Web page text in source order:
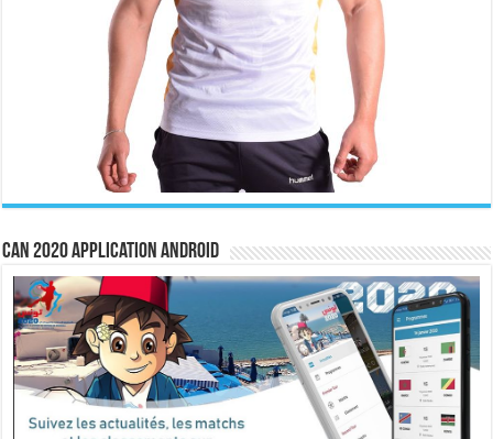
CAN 2020 Application Android